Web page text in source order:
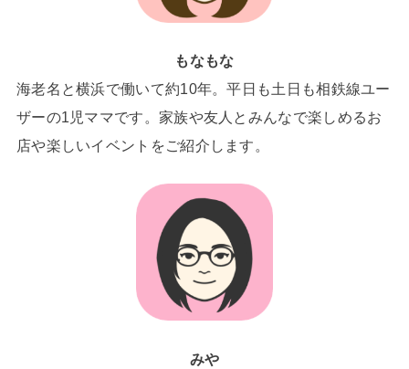
もなもな
海老名と横浜で働いて約10年。平日も土日も相鉄線ユー
ザーの1児ママです。家族や友人とみんなで楽しめるお
店や楽しいイベントをご紹介します。
みや